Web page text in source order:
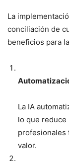
La
conciliación de
beneficios para
La IA
lo que reduce
profesionales
valor.